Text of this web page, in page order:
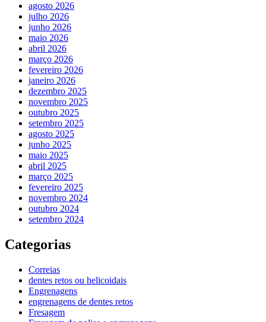
agosto 2026
julho 2026
junho 2026
maio 2026
abril 2026
março 2026
fevereiro 2026
janeiro 2026
dezembro 2025
novembro 2025
outubro 2025
setembro 2025
agosto 2025
junho 2025
maio 2025
abril 2025
março 2025
fevereiro 2025
novembro 2024
outubro 2024
setembro 2024
Categorias
Correias
dentes retos ou helicoidais
Engrenagens
engrenagens de dentes retos
Fresagem